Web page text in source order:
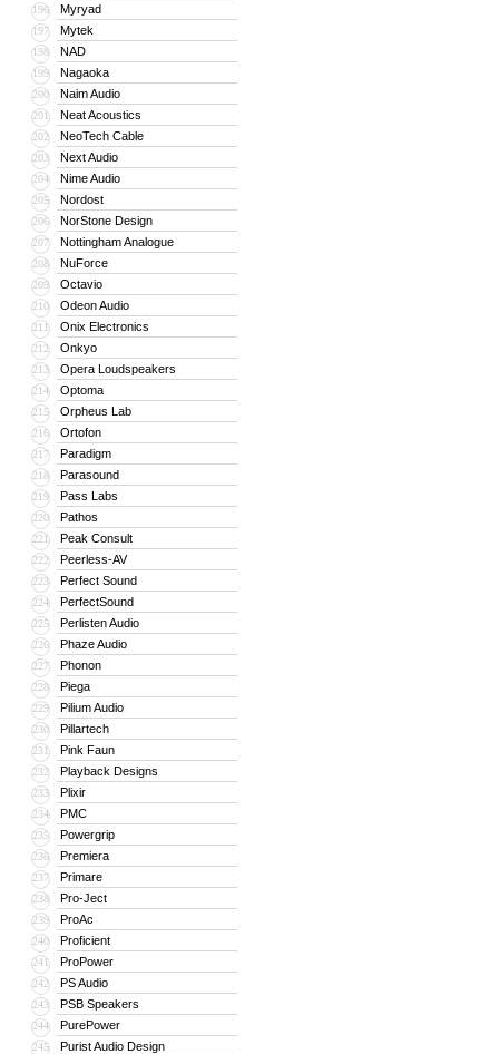
196 Myryad
197 Mytek
198 NAD
199 Nagaoka
200 Naim Audio
201 Neat Acoustics
202 NeoTech Cable
203 Next Audio
204 Nime Audio
205 Nordost
206 NorStone Design
207 Nottingham Analogue
208 NuForce
209 Octavio
210 Odeon Audio
211 Onix Electronics
212 Onkyo
213 Opera Loudspeakers
214 Optoma
215 Orpheus Lab
216 Ortofon
217 Paradigm
218 Parasound
219 Pass Labs
220 Pathos
221 Peak Consult
222 Peerless-AV
223 Perfect Sound
224 PerfectSound
225 Perlisten Audio
226 Phaze Audio
227 Phonon
228 Piega
229 Pilium Audio
230 Pillartech
231 Pink Faun
232 Playback Designs
233 Plixir
234 PMC
235 Powergrip
236 Premiera
237 Primare
238 Pro-Ject
239 ProAc
240 Proficient
241 ProPower
242 PS Audio
243 PSB Speakers
244 PurePower
245 Purist Audio Design